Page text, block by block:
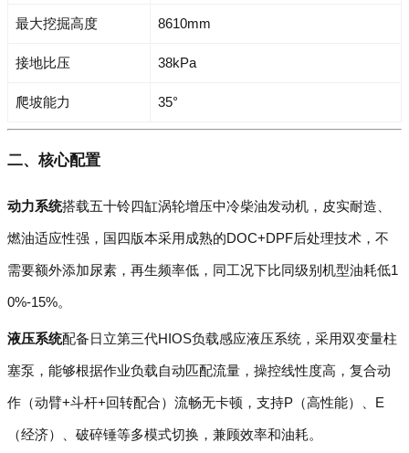
最大挖掘高度 8610mm
接地比压 38kPa
爬坡能力 35°
二、核心配置
动力系统搭载五十铃四缸涡轮增压中冷柴油发动机，皮实耐造、
燃油适应性强，国四版本采用成熟的DOC+DPF后处理技术，不
需要额外添加尿素，再生频率低，同工况下比同级别机型油耗低1
0%-15%。
液压系统配备日立第三代HIOS负载感应液压系统，采用双变量柱
塞泵，能够根据作业负载自动匹配流量，操控线性度高，复合动
作（动臂+斗杆+回转配合）流畅无卡顿，支持P（高性能）、E
（经济）、破碎锤等多模式切换，兼顾效率和油耗。